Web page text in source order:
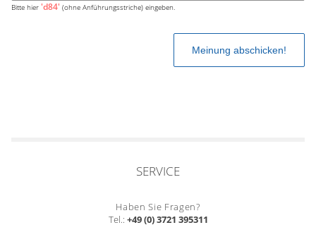
Bitte hier 'd84' (ohne Anführungsstriche) eingeben.
SERVICE
Haben Sie Fragen?
Tel.: +49 (0) 3721 395311